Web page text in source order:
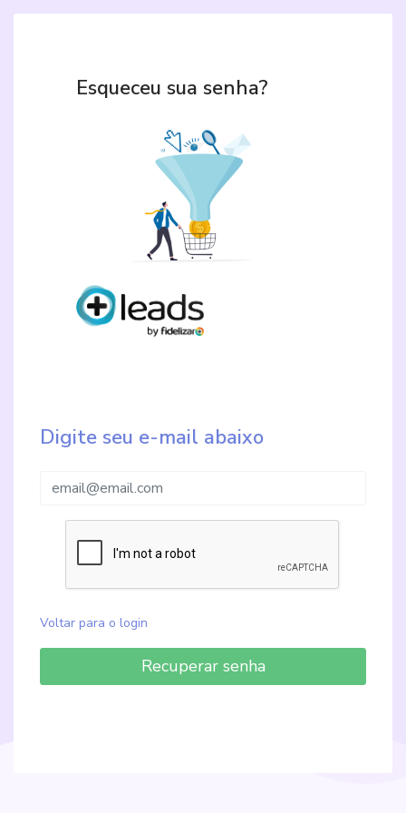
Esqueceu sua senha?
Digite seu e-mail abaixo
Voltar para o login
Recuperar senha